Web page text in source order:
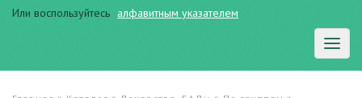
Или воспользуйтесь алфавитным указателем